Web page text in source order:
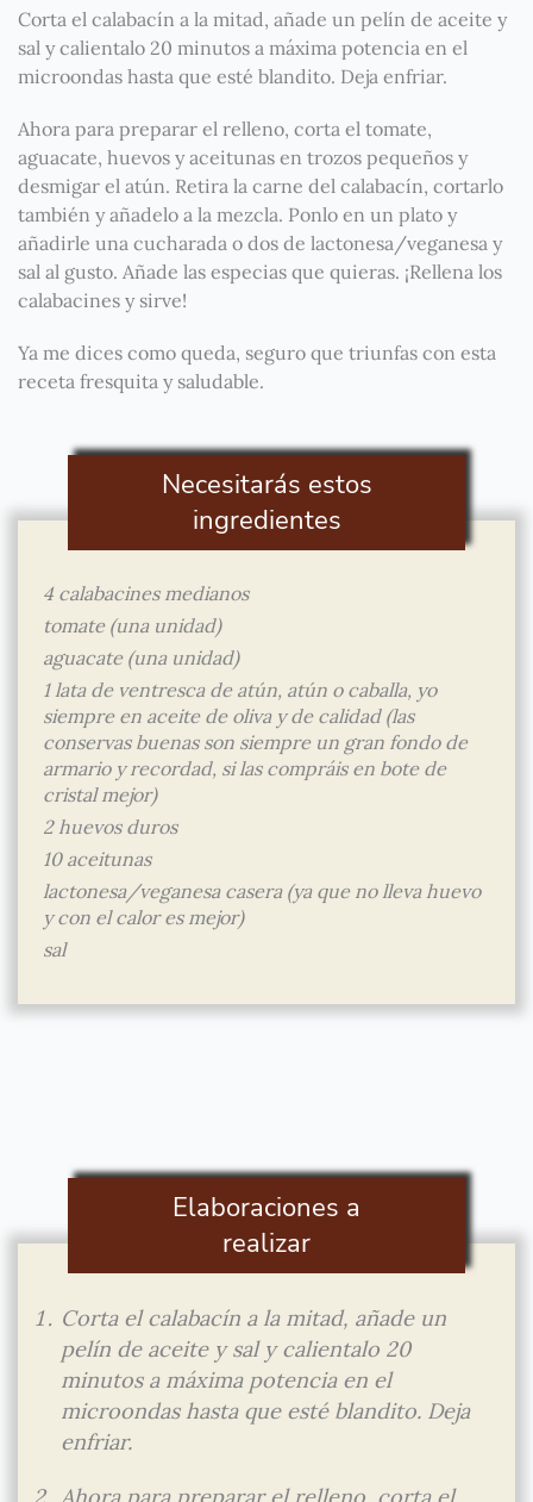
Corta el calabacín a la mitad, añade un pelín de aceite y
sal y calientalo 20 minutos a máxima potencia en el
microondas hasta que esté blandito. Deja enfriar.
Ahora para preparar el relleno, corta el tomate,
aguacate, huevos y aceitunas en trozos pequeños y
desmigar el atún. Retira la carne del calabacín, cortarlo
también y añadelo a la mezcla. Ponlo en un plato y
añadirle una cucharada o dos de lactonesa/veganesa y
sal al gusto. Añade las especias que quieras. ¡Rellena los
calabacines y sirve! ⠀
Ya me dices como queda, seguro que triunfas con esta
receta fresquita y saludable.
Necesitarás estos
ingredientes
4 calabacines medianos
tomate (una unidad)
aguacate (una unidad)
1 lata de ventresca de atún, atún o caballa, yo
siempre en aceite de oliva y de calidad (las
conservas buenas son siempre un gran fondo de
armario y recordad, si las compráis en bote de
cristal mejor)
2 huevos duros
10 aceitunas
lactonesa/veganesa casera (ya que no lleva huevo
y con el calor es mejor)
sal
Elaboraciones a
realizar
Corta el calabacín a la mitad, añade un
pelín de aceite y sal y calientalo 20
minutos a máxima potencia en el
microondas hasta que esté blandito. Deja
enfriar.